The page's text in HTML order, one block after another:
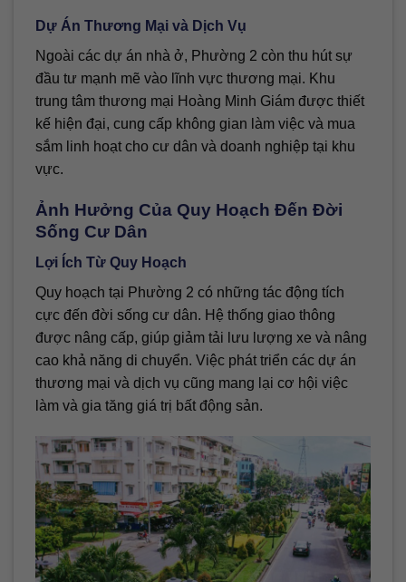
Dự Án Thương Mại và Dịch Vụ
Ngoài các dự án nhà ở, Phường 2 còn thu hút sự
đầu tư mạnh mẽ vào lĩnh vực thương mại. Khu
trung tâm thương mại Hoàng Minh Giám được thiết
kế hiện đại, cung cấp không gian làm việc và mua
sắm linh hoạt cho cư dân và doanh nghiệp tại khu
vực.
Ảnh Hưởng Của Quy Hoạch Đến Đời
Sống Cư Dân
Lợi Ích Từ Quy Hoạch
Quy hoạch tại Phường 2 có những tác động tích
cực đến đời sống cư dân. Hệ thống giao thông
được nâng cấp, giúp giảm tải lưu lượng xe và nâng
cao khả năng di chuyển. Việc phát triển các dự án
thương mại và dịch vụ cũng mang lại cơ hội việc
làm và gia tăng giá trị bất động sản.